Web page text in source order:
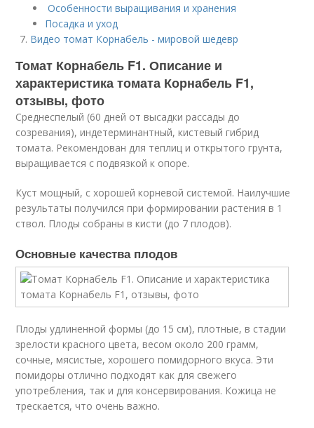
Особенности выращивания и хранения
Посадка и уход
Видео томат Корнабель - мировой шедевр
Томат Корнабель F1. Описание и
характеристика томата Корнабель F1,
отзывы, фото
Среднеспелый (60 дней от высадки рассады до
созревания), индетерминантный, кистевый гибрид
томата. Рекомендован для теплиц и открытого грунта,
выращивается с подвязкой к опоре.
Куст мощный, с хорошей корневой системой. Наилучшие
результаты получился при формировании растения в 1
ствол. Плоды собраны в кисти (до 7 плодов).
Основные качества плодов
Плоды удлиненной формы (до 15 см), плотные, в стадии
зрелости красного цвета, весом около 200 грамм,
сочные, мясистые, хорошего помидорного вкуса. Эти
помидоры отлично подходят как для свежего
употребления, так и для консервирования. Кожица не
трескается, что очень важно.